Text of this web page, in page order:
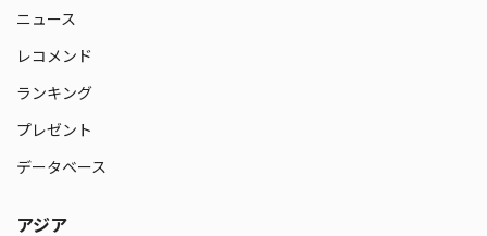
ニュース
レコメンド
ランキング
プレゼント
データベース
アジア